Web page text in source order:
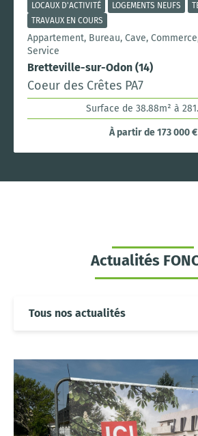
LOCAUX D'ACTIVITÉ LOGEMENTS NEUFS
TRAVAUX EN COURS
Appartement, Bureau, Cave,
Service
Bretteville-sur-Odon (14)
Coeur des Crêtes PA7
Surface de 38.88m² à
À partir de 173 000 €
Actualités
Tous nos actualités